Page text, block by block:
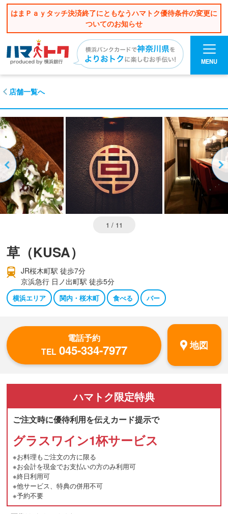
はまＰａｙタッチ決済終了にともなうハマトク優待条件の変更に
ついてのお知らせ
MENU
店舗一覧へ
1 / 11
草（KUSA）
JR桜木町駅 徒歩7分
京浜急行 日ノ出町駅 徒歩5分
横浜エリア 関内・桜木町 食べる バー
電話予約
TEL 045-334-7977 地図
ハマトク限定特典
ご注文時に優待利用を伝えカード提示で
グラスワイン1杯サービス
※お料理もご注文の方に限る
※お会計を現金でお支払いの方のみ利用可
※終日利用可
※他サービス、特典の併用不可
※予約不要